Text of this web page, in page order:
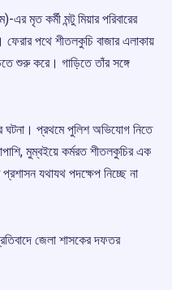
মৃত কর্মী মন্টু মিয়ার পরিবারের
ফেরার পথে শীতলকুচি বাজার এলাকায়
শুরু করে। গাড়িতে তাঁর সঙ্গে
ঘটনা। প্রথমে পুলিশ অভিযোগ নিতে
মুম্বইয়ে কর্মরত শীতলকুচির এক
যথাযথ পদক্ষেপ নিচ্ছে না
জেলা শাসকের দফতর